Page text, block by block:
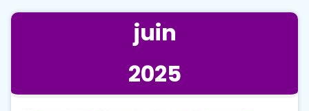
juin
2025